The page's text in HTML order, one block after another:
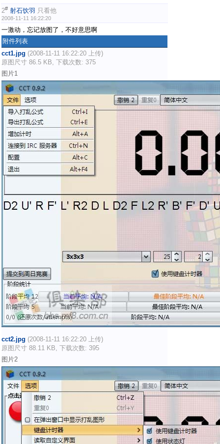
2# 射石饮羽 只看他
2008-11-11 16:22:20
一激动，忘记放图了，不好意思啊
附件列表
cct1.jpg (2008-11-11 16:22:20 上传)
原图尺寸 86.5 KB, 下载次数: 375
图片1
cct2.jpg (2008-11-11 16:22:20 上传)
原图尺寸 88.11 KB, 下载次数: 395
图片2